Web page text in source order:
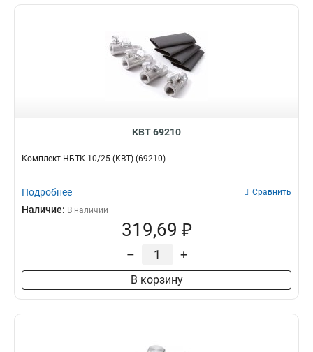
КВТ 69210
Комплект НБТК-10/25 (КВТ) (69210)
Подробнее Сравнить
Наличие: В наличии
319,69 ₽
– +
В корзину